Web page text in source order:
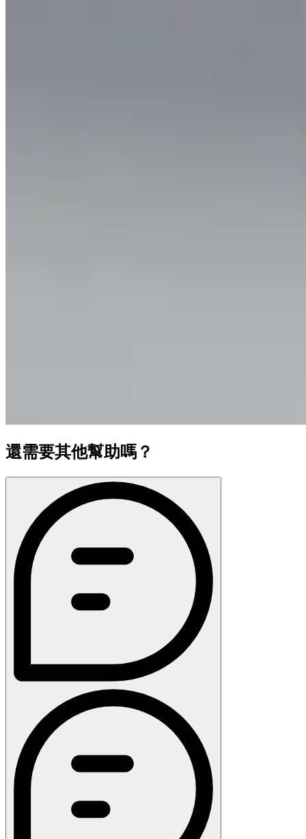
還需要其他幫助嗎？